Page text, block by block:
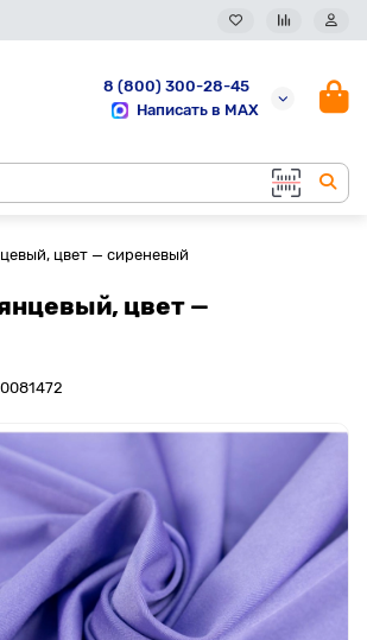
8 (800) 300-28-45
Написать в MAX
цвет — сиреневый
цвет —